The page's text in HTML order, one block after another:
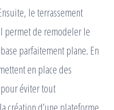
le terrassement
permet de remodeler le
parfaitement plane. En
en place des
éviter tout
création d’une plateforme